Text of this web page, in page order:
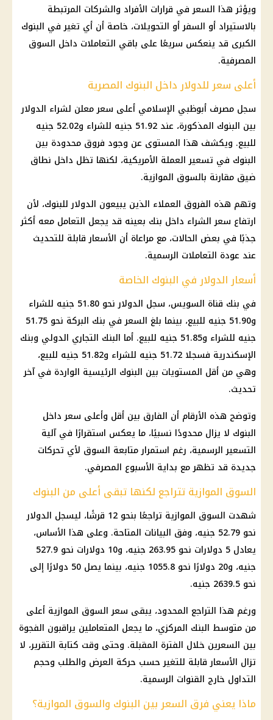
ويؤثر هذا السعر في قرارات الأفراد والشركات المرتبطة
بالاستيراد أو السفر أو التحويلات، خاصة أن أي تغير في البنوك
الكبرى قد ينعكس سريعًا على باقي التعاملات داخل السوق
المصرفية.
أعلى سعر للدولار داخل البنوك المصرية
سجل مصرف أبوظبي الإسلامي أعلى سعر معلن لشراء الدولار
بين البنوك
المذكورة، عند 51.92 جنيه للشراء و52.02 جنيه
للبيع. ويكشف هذا المستوى عن وجود فروق محدودة بين
البنوك في تسعير العملة الأمريكية، لكنها تظل داخل نطاق
ضيق مقارنة بالسوق الموازية.
وتهم هذه الفروق العملاء الذين يبيعون الدولار للبنوك، لأن
ارتفاع سعر الشراء داخل بنك بعينه قد يجعل التعامل معه أكثر
جذبًا في بعض الحالات، مع مراعاة أن الأسعار قابلة للتحديث
عند عودة التعاملات الرسمية.
أسعار الدولار في البنوك الخاصة
في بنك قناة السويس، سجل الدولار نحو 51.80 جنيه للشراء
و51.90 جنيه للبيع، بينما بلغ السعر في بنك البركة نحو 51.75
جنيه للشراء و51.85 جنيه للبيع. أما البنك التجاري الدولي وبنك
الإسكندرية فسجلا 51.72 جنيه للشراء و51.82 جنيه للبيع،
وهي من أقل المستويات بين البنوك الرئيسية الواردة في آخر
تحديث.
وتوضح هذه الأرقام أن الفارق بين أقل وأعلى سعر داخل
البنوك لا يزال محدودًا نسبيًا، ما يعكس استقرارًا في آلية
التسعير الرسمية، رغم استمرار متابعة السوق لأي تحركات
جديدة قد تظهر مع بداية الأسبوع المصرفي.
السوق الموازية تتراجع لكنها تبقى أعلى من البنوك
شهدت السوق الموازية تراجعًا بنحو 12 قرشًا، ليسجل الدولار
نحو 52.79 جنيه، وفق البيانات المتاحة. وعلى هذا الأساس،
يعادل 5 دولارات نحو 263.95 جنيه، و10 دولارات نحو 527.9
جنيه، و20 دولارًا نحو 1055.8 جنيه، بينما يصل 50 دولارًا إلى
نحو 2639.5 جنيه.
ورغم هذا التراجع المحدود، يبقى سعر السوق الموازية أعلى
من متوسط البنك المركزي، ما يجعل المتعاملين يراقبون الفجوة
بين السعرين خلال الفترة المقبلة. وحتى وقت كتابة التقرير، لا
تزال الأسعار قابلة للتغير حسب حركة العرض والطلب وحجم
التداول خارج القنوات الرسمية.
ماذا يعني فرق السعر بين البنوك والسوق الموازية؟